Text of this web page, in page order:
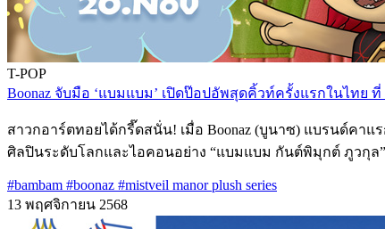
T-POP
Boonaz จับมือ ‘แบมแบม’ เปิดป๊อปอัพสุดคิ้วท์ครั้งแรกในไทย
สาวกอาร์ตทอยได้กรี๊ดสนั่น! เมื่อ Boonaz (บูนาซ) แบรนด์คาแ
ศิลปินระดับโลกและไอคอนอย่าง “แบมแบม กันต์พิมุกต์ ภูวกุล”
#bambam #boonaz #mistveil manor plush series
13 พฤศจิกายน 2568